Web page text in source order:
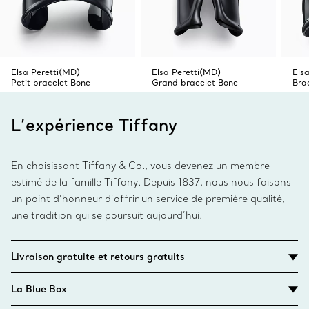
Elsa Peretti(MD)
Petit bracelet Bone
Elsa Peretti(MD)
Grand bracelet Bone
L’expérience Tiffany
En choisissant Tiffany & Co., vous devenez un membre
estimé de la famille Tiffany. Depuis 1837, nous nous faisons
un point d’honneur d’offrir un service de première qualité,
une tradition qui se poursuit aujourd’hui.
Livraison gratuite et retours gratuits
La Blue Box